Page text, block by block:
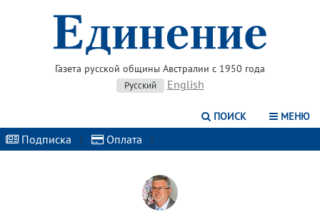
Газета русской общины Австралии с 1950 года
Русский English
ПОИСК МЕНЮ
Подписка | Оплата |